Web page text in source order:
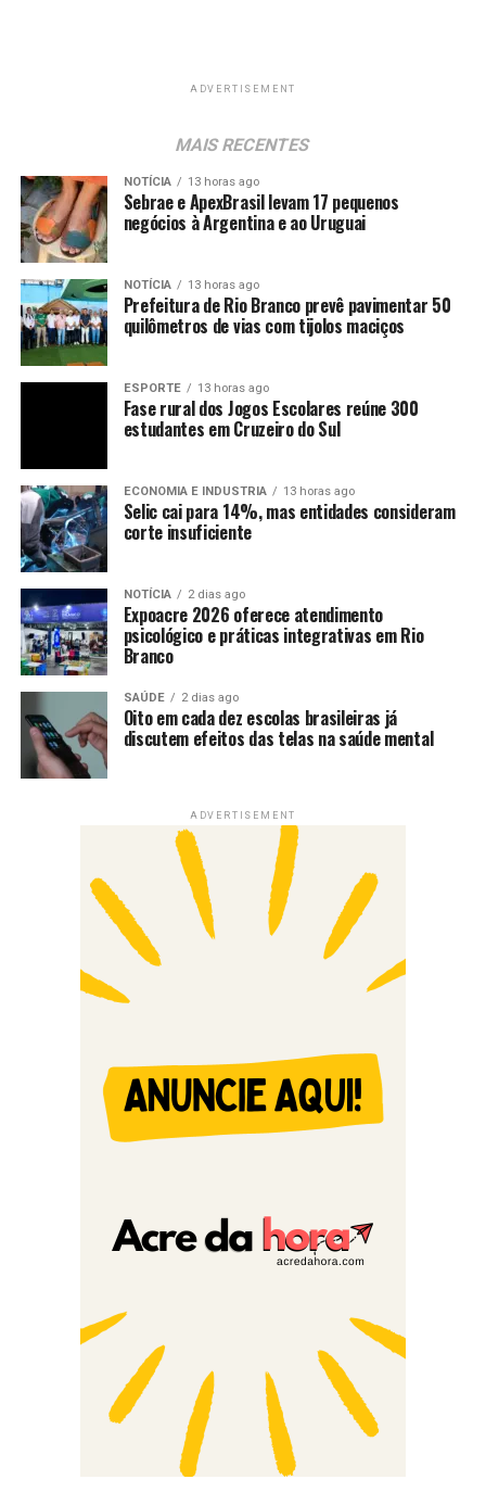
ADVERTISEMENT
MAIS RECENTES
NOTÍCIA 13 horas ago
Sebrae e ApexBrasil levam 17 pequenos
negócios à Argentina e ao Uruguai
NOTÍCIA 13 horas ago
Prefeitura de Rio Branco prevê pavimentar 50
quilômetros de vias com tijolos maciços
ESPORTE 13 horas ago
Fase rural dos Jogos Escolares reúne 300
estudantes em Cruzeiro do Sul
ECONOMIA E INDUSTRIA 13 horas ago
Selic cai para 14%, mas entidades consideram
corte insuficiente
NOTÍCIA 2 dias ago
Expoacre 2026 oferece atendimento
psicológico e práticas integrativas em Rio
Branco
SAÚDE 2 dias ago
Oito em cada dez escolas brasileiras já
discutem efeitos das telas na saúde mental
ADVERTISEMENT